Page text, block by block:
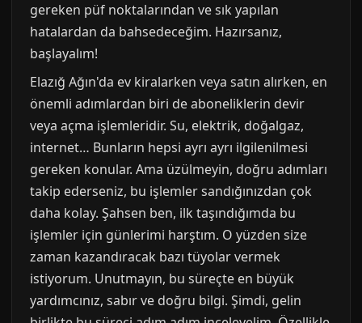
gereken püf noktalarından ve sık yapılan
hatalardan da bahsedeceğim. Hazırsanız,
başlayalım!
Elazığ Ağın'da ev kiralarken veya satın alırken, en
önemli adımlardan biri de aboneliklerin devir
veya açma işlemleridir. Su, elektrik, doğalgaz,
internet… Bunların hepsi ayrı ayrı ilgilenilmesi
gereken konular. Ama üzülmeyin, doğru adımları
takip ederseniz, bu işlemler sandığınızdan çok
daha kolay. Şahsen ben, ilk taşındığımda bu
işlemler için günlerimi harştım. O yüzden size
zaman kazandıracak bazı tüyolar vermek
istiyorum. Unutmayın, bu süreçte en büyük
yardımcınız, sabır ve doğru bilgi. Şimdi, gelin